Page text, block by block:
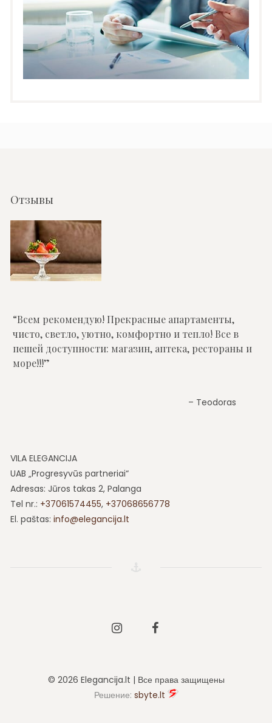
Отзывы
Всем рекомендую! Прекрасные апартаменты,
чисто, светло, уютно, комфортно и тепло! Все в
пешей доступности: магазин, аптека, рестораны и
море!!!
Teodoras
VILA ELEGANCIJA
UAB „Progresyvūs partneriai“
Adresas: Jūros takas 2, Palanga
Tel nr.: +37061574455, +37068656778
El. paštas: info@elegancija.lt
Instagram
© 2026 Elegancija.lt | Все права защищены
Решение: sbyte.lt